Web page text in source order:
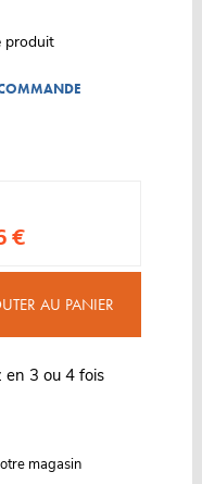
produit
€
AU PANIER
3 ou 4 fois
magasin